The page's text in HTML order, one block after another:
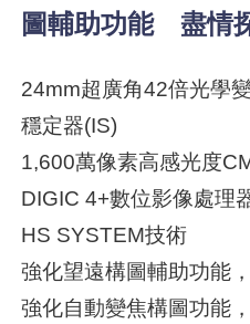
圖輔助功能 盡情
24mm超廣角42倍光學
穩定器(IS)
1,600萬像素高感光度
DIGIC 4+數位影像處理
HS SYSTEM技術
強化望遠構圖輔助功能
強化自動變焦構圖功能